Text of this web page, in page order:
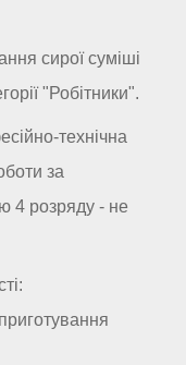
сирої суміші
"Робітники".
технічна
за
4 розряду - не